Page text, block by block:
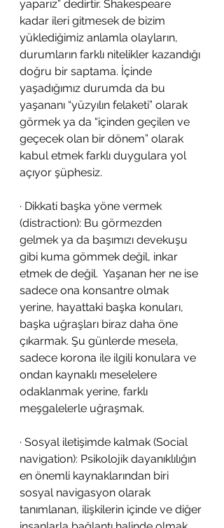
yaparız” dedirtir. Shakespeare
kadar ileri gitmesek de bizim
yüklediğimiz anlamla olayların,
durumların farklı nitelikler kazandığı
doğru bir saptama. İçinde
yaşadığımız durumda da bu
yaşananı “yüzyılın felaketi” olarak
görmek ya da “içinden geçilen ve
geçecek olan bir dönem” olarak
kabul etmek farklı duygulara yol
açıyor şüphesiz.
· Dikkati başka yöne vermek
(distraction): Bu görmezden
gelmek ya da başımızı devekuşu
gibi kuma gömmek değil, inkar
etmek de değil.  Yaşanan her ne ise
sadece ona konsantre olmak
yerine, hayattaki başka konuları,
başka uğraşları biraz daha öne
çıkarmak. Şu günlerde mesela,
sadece korona ile ilgili konulara ve
ondan kaynaklı meselelere
odaklanmak yerine, farklı
meşgalelerle uğraşmak.
· Sosyal iletişimde kalmak (Social
navigation): Psikolojik dayanıklılığın
en önemli kaynaklarından biri
sosyal navigasyon olarak
tanımlanan, ilişkilerin içinde ve diğer